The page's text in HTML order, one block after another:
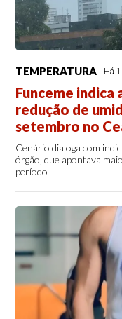
TEMPERATURA Há
Funceme
redução de
setembro no
Cenário dialoga com
órgão, que apontava
período